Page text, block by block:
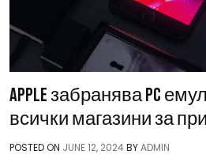
Apple забранява PC
всички магазини за
POSTED ON JUNE 12, 2024BYADMIN